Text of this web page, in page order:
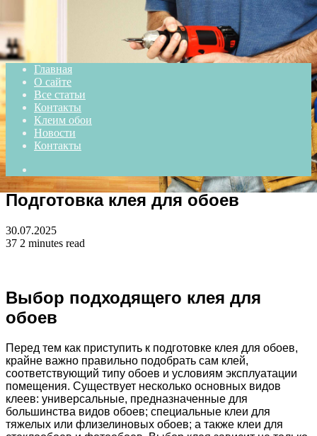
Главная
О сайте
Все статьи
Контакты
Клеим обои
Новости
Контакты
for
Подготовка клея для обоев
30.07.2025
37 2 minutes read
Выбор подходящего клея для
обоев
Перед тем как приступить к подготовке клея для обоев,
крайне важно правильно подобрать сам клей,
соответствующий типу обоев и условиям эксплуатации
помещения. Существует несколько основных видов
клеев: универсальные, предназначенные для
большинства видов обоев; специальные клеи для
тяжелых или флизелиновых обоев; а также клеи для